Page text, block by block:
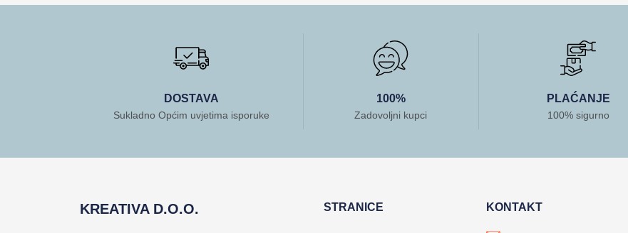
DOSTAVA
Sukladno Općim uvjetima isporuke
100%
Zadovoljni kupci
PLAĆANJE
100% sigurno
KREATIVA D.O.O. STRANICE KONTAKT